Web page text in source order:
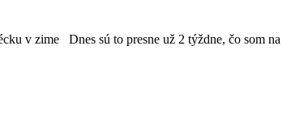
v zime Dnes sú to presne už 2 týždne, čo som na